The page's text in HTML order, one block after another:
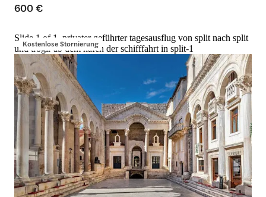
600 €
Kostenlose Stornierung
Slide 1 of 1, privater geführter tagesausflug von split nach split
und trogir ab dem hafen der schifffahrt in split-1